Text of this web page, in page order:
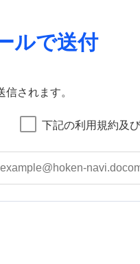
ルで送付
されます。
下記の利用規約及